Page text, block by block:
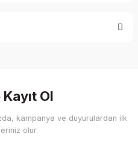
ederiz.
görüntülenemiyor.
Ol
kampanya ve duyurulardan ilk
olur.